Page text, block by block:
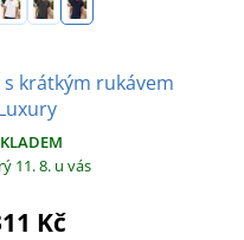
krátkým rukávem
11. 8. u vás
Kč